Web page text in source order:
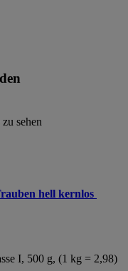
sehen
hell kernlos
I, 500 g, (1 kg = 2,98)